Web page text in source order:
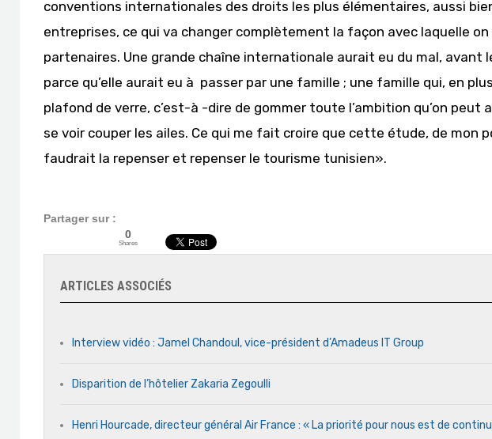
conventions internationales des droits les plus élémentaires, aussi
entreprises, ce qui va changer complètement la façon avec laquelle on
partenaires. Une grande chaîne internationale aurait eu du mal, avant
parce qu’elle aurait eu à passer par une famille ; une famille qui, en
plafond de verre, c’est-à -dire de gommer toute l’ambition qu’on peut
se voir couper les ailes. Ce qui me fait croire que cette étude, de mon
faudrait la repenser et repenser le tourisme tunisien».
Partager sur :
0
Shares
ARTICLES ASSOCIÉS
Interview vidéo : Jamel Chandoul, vice-président d’Amadeus IT Group
Disparition de l’hôtelier Zakaria Zegoulli
Henri Hourcade, directeur général Air France : « La priorité pour nous est de